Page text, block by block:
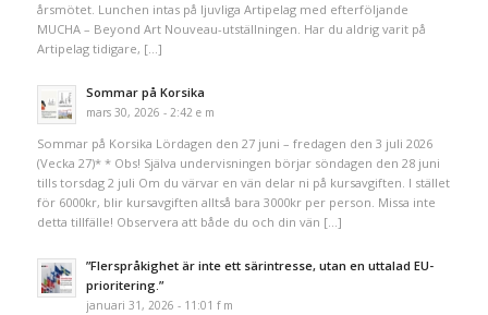
årsmötet. Lunchen intas på ljuvliga Artipelag med efterföljande
MUCHA – Beyond Art Nouveau-utställningen. Har du aldrig varit på
Artipelag tidigare, […]
Sommar på Korsika
mars 30, 2026 - 2:42 e m
Sommar på Korsika Lördagen den 27 juni – fredagen den 3 juli 2026
(Vecka 27)* * Obs! Själva undervisningen börjar söndagen den 28 juni
tills torsdag 2 juli Om du värvar en vän delar ni på kursavgiften. I stället
för 6000kr, blir kursavgiften alltså bara 3000kr per person. Missa inte
detta tillfälle! Observera att både du och din vän […]
”Flerspråkighet är inte ett särintresse, utan en uttalad EU-
prioritering.”
januari 31, 2026 - 11:01 f m